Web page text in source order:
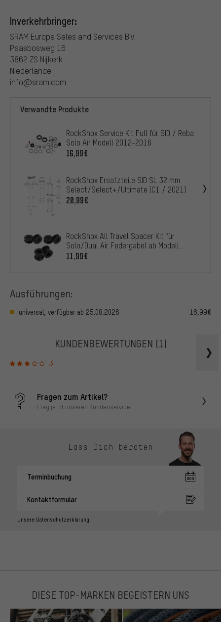
Inverkehrbringer:
SRAM Europe Sales and Services B.V.
Paasbosweg 16
3862 ZS Nijkerk
Niederlande
info@sram.com
Verwandte Produkte
RockShox Service Kit Full für SID / Reba
Solo Air Modell 2012-2016
16,99€
RockShox Ersatzteile SID SL 32 mm
Select/Select+/Ultimate (C1 / 2021)
20,99€
RockShox All Travel Spacer Kit für
Solo/Dual Air Federgabel ab Modell
2005
11,99€
Ausführungen:
universal, verfügbar ab 25.08.2026 16,99€
KUNDENBEWERTUNGEN (1)
3
Fragen zum Artikel?
Frag jetzt unseren Kundenservice!
Lass Dich beraten
Terminbuchung
Kontaktformular
Unsere Datenschutzerklärung
DIESE TOP-MARKEN BEGEISTERN UNS